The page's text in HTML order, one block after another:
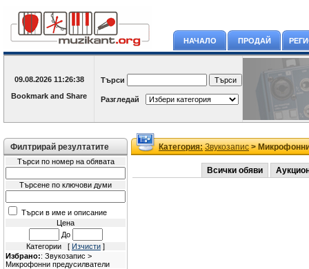
НАЧАЛО ПРОДАЙ
09.08.2026 11:26:38 Търси
Разгледай
Филтрирай резултатите
Търси по номер на обявата
Търсене по ключови думи
Търси в име и описание
Цена
До
Категории [ Изчисти ]
Избрано:: Звукозапис >
Микрофонни предусилватели
Категория: Звукозапис>
Всички обяви